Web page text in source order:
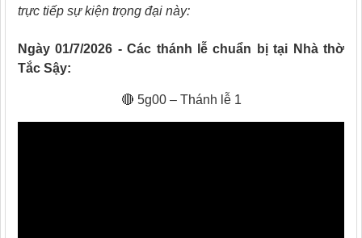
trực tiếp sự kiện trọng đại này:
Ngày 01/7/2026 - Các thánh lễ chuẩn bị tại Nhà thờ
Tắc Sậy:
🔴 5g00 – Thánh lễ 1